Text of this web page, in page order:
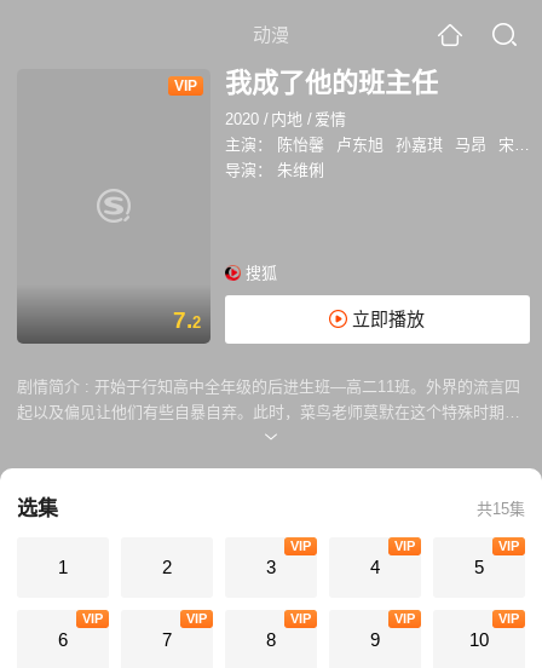
动漫
VIP
7.2
我成了他的班主任
2020 / 内地 / 爱情
主演：
陈怡馨 卢东旭 孙嘉琪 马昂
宋一雄
导演：
朱维俐
搜狐
立即播放
剧情简介 : 开始于行知高中全年级的后进生班—高二11班。外界的流言四
起以及偏见让他们有些自暴自弃。此时，菜鸟老师莫默在这个特殊时期来
到行知高中。她以教化学生为己任，不曾想接手11班后，她的教师生涯竟
也在和班主任斗智斗勇的过程中成长与变化着，一段热血青春也正在进行
选集 共15集
1 2 3
VIP
4
VIP
5
VIP
6
VIP
7
VIP
8
VIP
9
VIP
10
VIP